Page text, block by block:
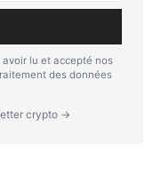
lu et accepté nos
des données
crypto →